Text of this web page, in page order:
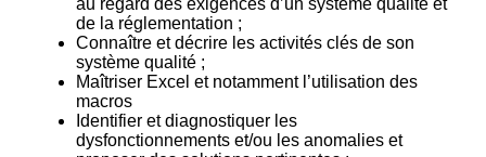
de la réglementation ;
Connaître et décrire les activités clés de son
système qualité ;
Maîtriser Excel et notamment l’utilisation des
macros
Identifier et diagnostiquer les
dysfonctionnements et/ou les anomalies et